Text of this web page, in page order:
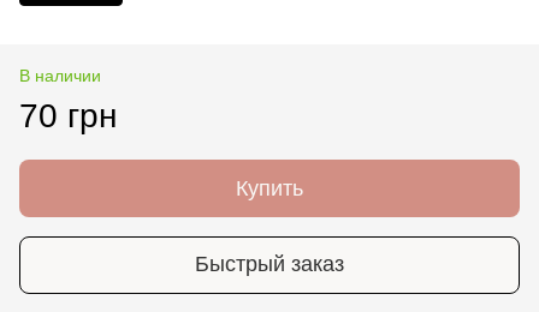
В наличии
70 грн
Купить
Быстрый заказ